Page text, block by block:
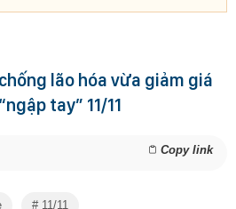
lão hóa vừa giảm giá
tay” 11/11
Copy link
11/11